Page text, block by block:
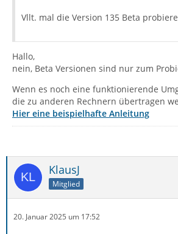
Vllt. mal die Version 135 Beta
Hallo,
nein, Beta Versionen sind nur zum
Wenn es noch eine funktionierende
die zu anderen Rechnern übertragen
Hier eine beispielhafte Anleitung
KlausJ
Mitglied
20. Januar 2025 um 17:52